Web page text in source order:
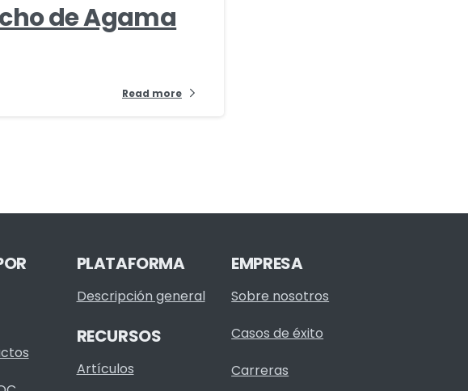
de Agama
Read more
PLATAFORMA
Descripción general
RECURSOS
Artículos
EMPRESA
Sobre nosotros
Casos de éxito
Carreras